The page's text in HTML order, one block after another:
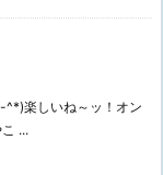
^*)楽しいね～ッ！オン
...